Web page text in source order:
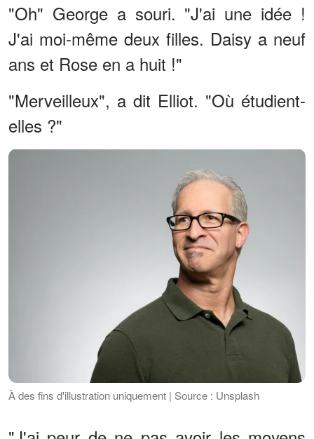
"Oh" George a souri. "J'ai une idée !
J'ai moi-même deux filles. Daisy a neuf
ans et Rose en a huit !"
"Merveilleux", a dit Elliot. "Où étudient-
elles ?"
À des fins d'illustration uniquement | Source : Unsplash